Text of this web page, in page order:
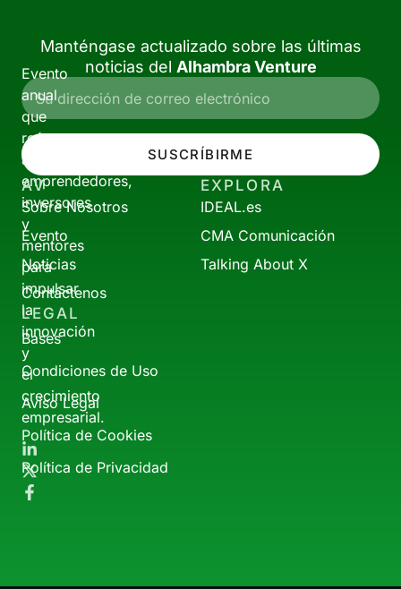
Evento
anual
que
reúne
a
emprendedores,
inversores
y
mentores
para
impulsar
la
innovación
y
el
crecimiento
empresarial.
Manténgase actualizado sobre las últimas
noticias del Alhambra Venture
SUSCRÍBIRME
AV
Sobre Nosotros
Evento
Noticias
Contáctenos
EXPLORA
IDEAL.es
CMA Comunicación
Talking About X
LEGAL
Bases
Condiciones de Uso
Aviso Legal
Política de Cookies
Política de Privacidad